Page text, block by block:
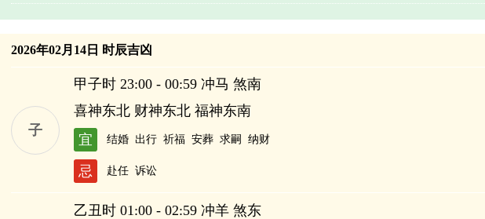
2026年02月14日 时辰吉凶
子
甲子时 23:00 - 00:59 冲马 煞南
喜神东北 财神东北 福神东南
宜
结婚 出行 祈福 安葬 求嗣 纳财
忌 赴任 诉讼
乙丑时 01:00 - 02:59 冲羊 煞东